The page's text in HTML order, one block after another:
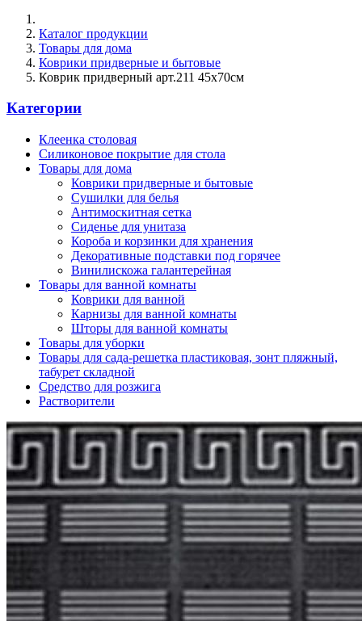
Каталог продукции
Товары для дома
Коврики придверные и бытовые
Коврик придверный арт.211 45х70см
Категории
Клеенка столовая
Силиконовое покрытие для стола
Товары для дома
Коврики придверные и бытовые
Сушилки для белья
Антимоскитная сетка
Сиденье для унитаза
Короба и корзинки для хранения
Декоративные подставки под горячее
Винилискожа галантерейная
Товары для ванной комнаты
Коврики для ванной
Карнизы для ванной комнаты
Шторы для ванной комнаты
Товары для уборки
Товары для сада-решетка пластиковая, зонт пляжный,
табурет складной
Средство для розжига
Растворители